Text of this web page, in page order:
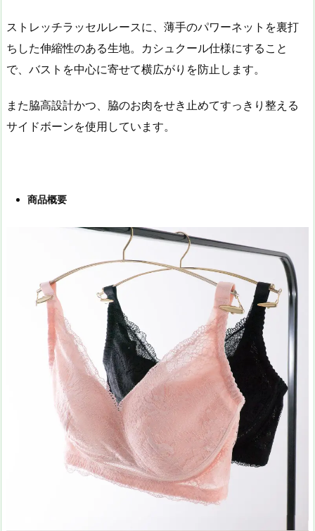
ストレッチラッセルレースに、薄手のパワーネットを裏打
ちした伸縮性のある生地。カシュクール仕様にすること
で、バストを中心に寄せて横広がりを防止します。
また脇高設計かつ、脇のお肉をせき止めてすっきり整える
サイドボーンを使用しています。
商品概要